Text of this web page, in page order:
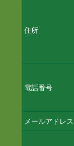
住所
電話番号
メールアドレス